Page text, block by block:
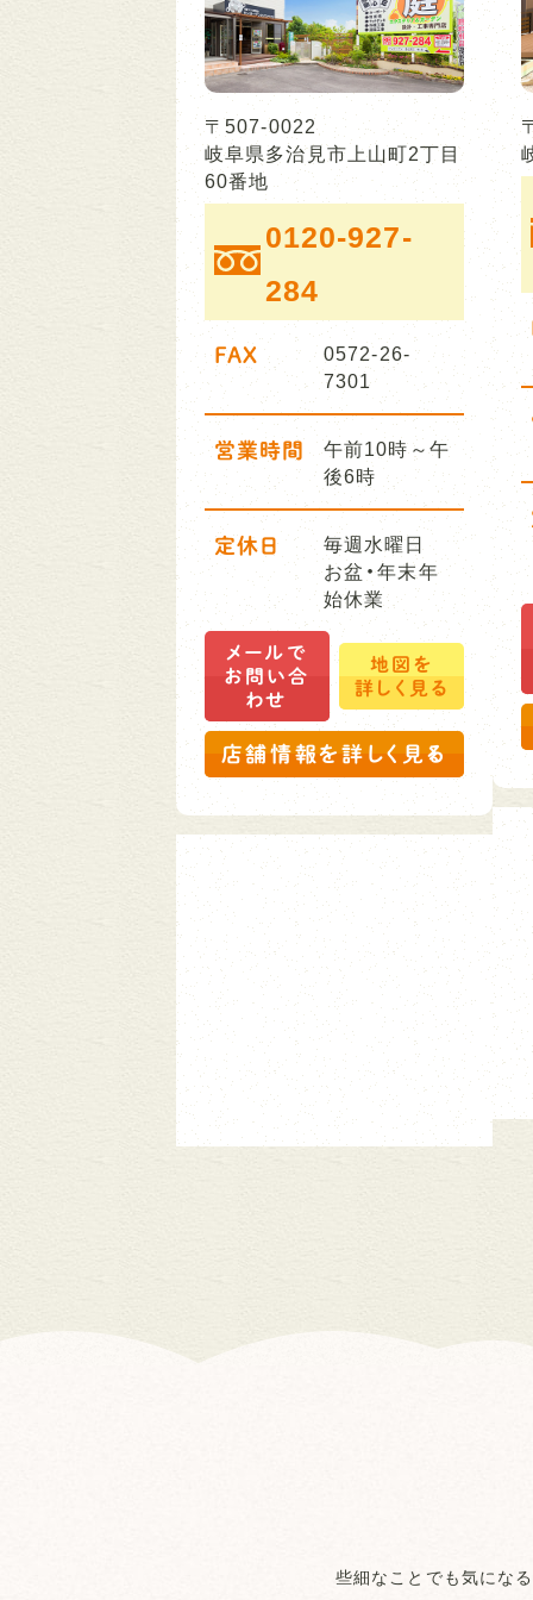
〒507-0022
岐阜県多治見市上山町2丁目
60番地
0120-927-
284
FAX
0572-26-
7301
営業時間
午前10時～午
後6時
定休日
毎週水曜日
お盆・年末年
始休業
メールで
お問い合
わせ
地図を
詳しく見る
店舗情報を詳しく見る
些細なことでも気にな